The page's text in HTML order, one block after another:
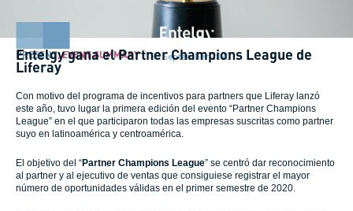
PRESENT,EVENT SUMMARY 30 September 2020
Entelgy gana el Partner Champions League de
Liferay
Con motivo del programa de incentivos para partners que Liferay lanzó
este año, tuvo lugar la primera edición del evento “Partner Champions
League” en el que participaron todas las empresas suscritas como partner
suyo en latinoamérica y centroamérica.
El objetivo del “Partner Champions League” se centró dar reconocimiento
al partner y al ejecutivo de ventas que consiguiese registrar el mayor
número de oportunidades válidas en el primer semestre de 2020.